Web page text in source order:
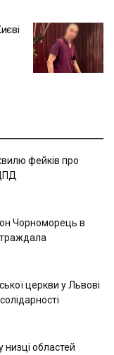
фейків про
Чорноморець в
церкви у Львові
низці областей